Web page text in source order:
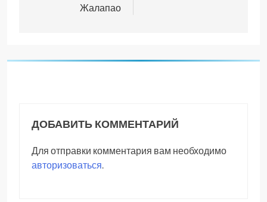
Жалапао
ДОБАВИТЬ КОММЕНТАРИЙ
Для отправки комментария вам необходимо
авторизоваться.